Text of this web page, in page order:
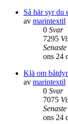
Så här syr du
av marintextil
0 Svar
7295
ons 24
Klä om
av marintextil
0 Svar
7075
ons 24